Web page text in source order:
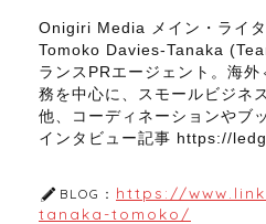
Onigiri Media メイン・ライ
Tomoko Davies-Tanaka
ランスPRエージェント。海
務を中心に、スモールビジネ
他、コーディネーションやブ
インタビュー記事 https://
BLOG： https://
tanaka-tomoko/